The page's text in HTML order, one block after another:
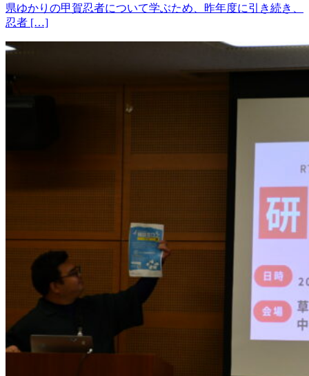
県ゆかりの甲賀忍者について学ぶため、昨年度に引き続き、
忍者 […]